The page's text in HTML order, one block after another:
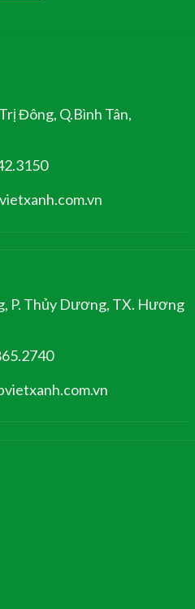
Đông, Q.Bình Tân,
P. Thủy Dương, TX. Hương